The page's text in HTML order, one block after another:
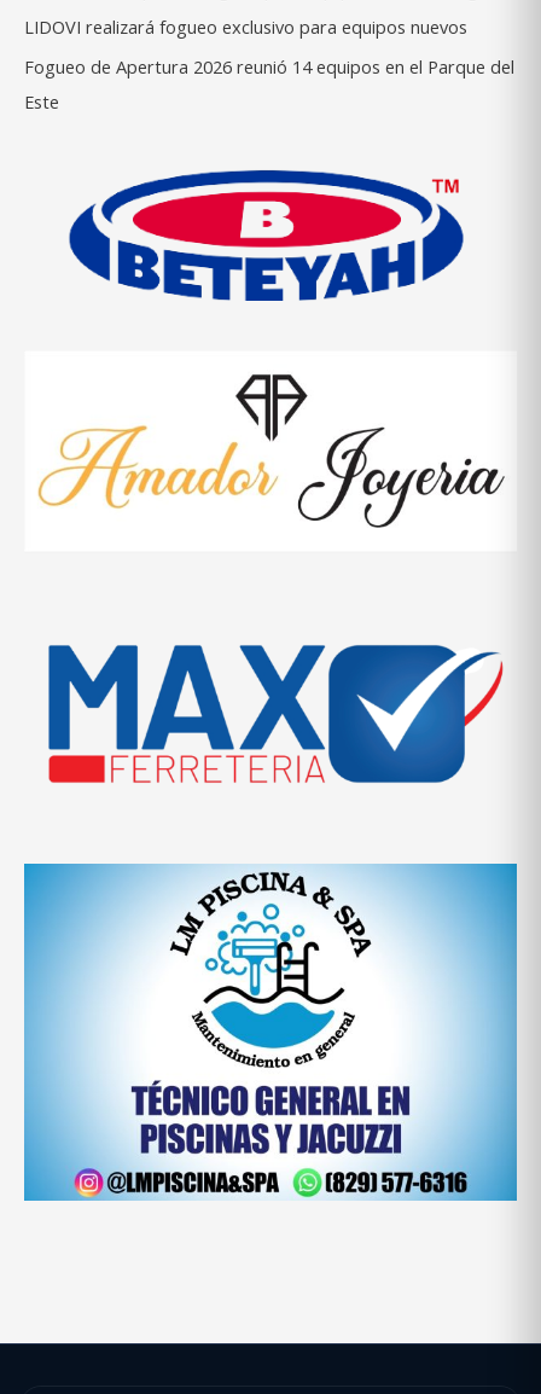
LIDOVI realizará fogueo exclusivo para equipos nuevos
Fogueo de Apertura 2026 reunió 14 equipos en el Parque del
Este